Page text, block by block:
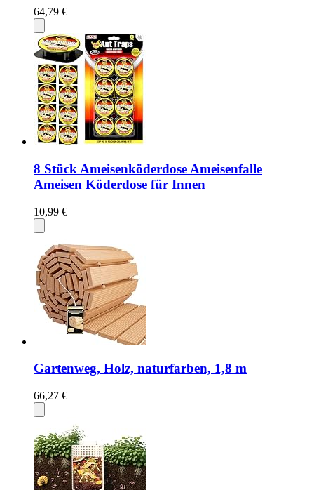
64,79 €
8 Stück Ameisenköderdose Ameisenfalle
Ameisen Köderdose für Innen
10,99 €
Gartenweg, Holz, naturfarben, 1,8 m
66,27 €